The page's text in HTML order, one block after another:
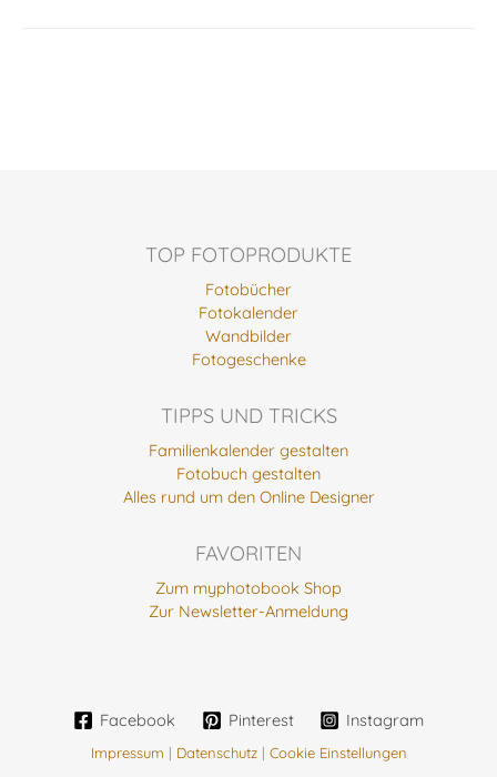
TOP FOTOPRODUKTE
Fotobücher
Fotokalender
Wandbilder
Fotogeschenke
TIPPS UND TRICKS
Familienkalender gestalten
Fotobuch gestalten
Alles rund um den Online Designer
FAVORITEN
Zum myphotobook Shop
Zur Newsletter-Anmeldung
Facebook Pinterest Instagram
Impressum | Datenschutz| Cookie Einstellungen